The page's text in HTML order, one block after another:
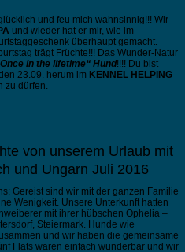
und feu mich wahnsinnig!!! Wir
und wieder hat er mir, wie im
überhaupt gemacht.
trägt Früchte!!! Das Wunder-Natur
Once in the lifetime“ Hund!!!! Du bist
23.09. herum im KENNEL HELPING
zu dürfen.
von unserem Urlaub mit
und Ungarn Juli 2016
Gereist sind wir mit der ganzen Familie
Wenigkeit. Unsere Unterkunft hatten
mit ihrer hübschen Ophelia –
Steiermark. Hunde wie
und wir haben die gemeinsame
Flats waren einfach wunderbar und wir